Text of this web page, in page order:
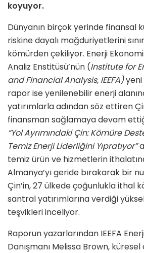
koyuyor.
Dünyanın birçok yerinde finansal
riskine dayalı mağduriyetlerini
kömürden çekiliyor. Enerji
Analiz Enstitüsü’nün (Institute for
and Financial Analysis, IEEFA)yeni
rapor ise yenilenebilir enerji
yatırımlarla adından söz ettiren
finansman sağlamaya devam
“Yol Ayrımındaki Çin: Kömüre
Temiz Enerji Liderliğini Yıpratıyor”
temiz ürün ve hizmetlerin
Almanya’yı geride bırakarak bir
Çin’in, 27 ülkede çoğunlukla ithal
santral yatırımlarına verdiği
teşvikleri inceliyor.
Raporun yazarlarından IEEFA
Danışmanı Melissa Brown,